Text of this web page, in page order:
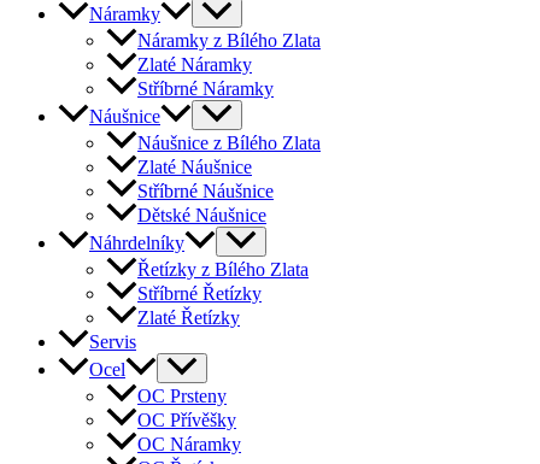
Náramky
Náramky z Bílého Zlata
Zlaté Náramky
Stříbrné Náramky
Náušnice
Náušnice z Bílého Zlata
Zlaté Náušnice
Stříbrné Náušnice
Dětské Náušnice
Náhrdelníky
Řetízky z Bílého Zlata
Stříbrné Řetízky
Zlaté Řetízky
Servis
Ocel
OC Prsteny
OC Přívěšky
OC Náramky